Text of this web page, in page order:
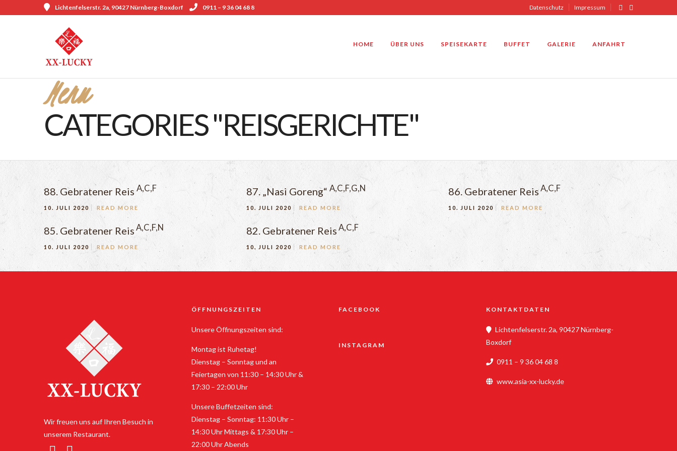
Datenschutz Impressum
Lichtenfelserstr. 2a, 90427 Nürnberg-Boxdorf 0911 – 9 36 04 68 8
HOME ÜBER UNS SPEISEKARTE BUFFET GALERIE ANFAHRT
Menu
CATEGORIES "REISGERICHTE"
88. Gebratener Reis A,C,F
10. JULI 2020 READ MORE
87. „Nasi Goreng“ A,C,F,G,N
10. JULI 2020 READ MORE
86. Gebratener ReisA,C,F
10. JULI 2020 READ MORE
85. Gebratener Reis A,C,F,N
10. JULI 2020 READ MORE
82. Gebratener Reis A,C,F
10. JULI 2020 READ MORE
Wir freuen uns auf Ihren Besuch in
unserem Restaurant.
ÖFFNUNGSZEITEN
Unsere Öffnungszeiten sind:
Montag ist Ruhetag!
Dienstag – Sonntag und an
Feiertagen von 11:30 – 14:30 Uhr &
17:30 – 22:00 Uhr
Unsere Buffetzeiten sind:
Dienstag – Sonntag: 11:30 Uhr –
14:30 Uhr Mittags & 17:30 Uhr –
22:00 Uhr Abends
FACEBOOK
INSTAGRAM
KONTAKTDATEN
Lichtenfelserstr. 2a, 90427 Nürnberg-
Boxdorf
0911 – 9 36 04 68 8
www.asia-xx-lucky.de